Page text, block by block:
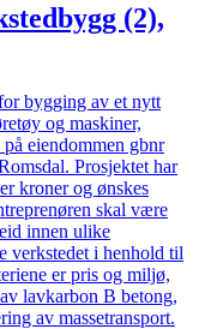
(2),
bygging av et nytt
og maskiner,
eiendommen gbnr
Prosjektet har
kroner og ønskes
skal være
innen ulike
verkstedet i henhold til
er pris og miljø,
lavkarbon B betong,
av massetransport.